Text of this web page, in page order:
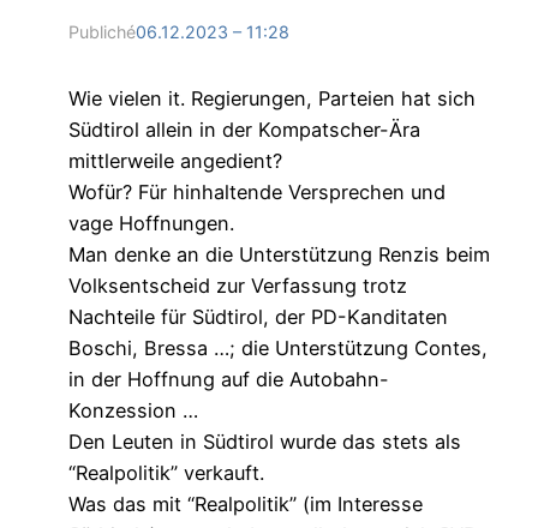
Publiché06.12.2023 – 11:28
Wie vielen it. Regierungen, Parteien hat sich
Südtirol allein in der Kompatscher-Ära
mittlerweile angedient?
Wofür? Für hinhaltende Versprechen und
vage Hoffnungen.
Man denke an die Unterstützung Renzis beim
Volksentscheid zur Verfassung trotz
Nachteile für Südtirol, der PD-Kanditaten
Boschi, Bressa …; die Unterstützung Contes,
in der Hoffnung auf die Autobahn-
Konzession …
Den Leuten in Südtirol wurde das stets als
“Realpolitik” verkauft.
Was das mit “Realpolitik” (im Interesse